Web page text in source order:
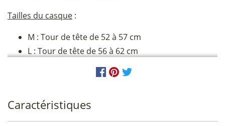
Tailles du casque :
M : Tour de tête de 52 à 57 cm
L : Tour de tête de 56 à 62 cm
Caractéristiques